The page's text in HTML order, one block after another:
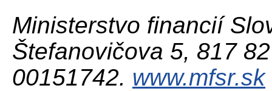
Ministerstvo financií
Štefanovičova 5, 817
00151742. www.mfsr.sk